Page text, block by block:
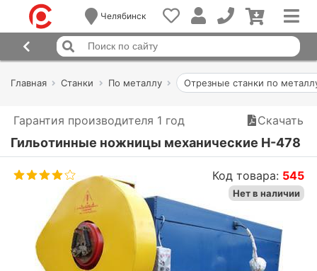
Челябинск
Главная Станки По металлу Отрезные станки по
Гарантия производителя 1 год Скачать
Гильотинные ножницы механические Н-478
Код товара: 545
Нет в наличии